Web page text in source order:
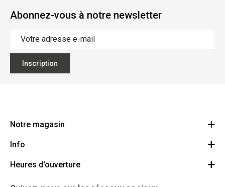
Abonnez-vous à notre newsletter
Inscription
Notre magasin
Ecoflora
1500 Halle
Info
Offres d'emploi
Heures d'ouverture
Lundi: Fermé